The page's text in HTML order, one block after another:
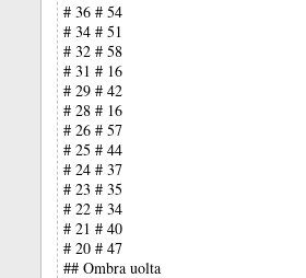
# 36 # 54
# 34 # 51
# 32 # 58
# 31 # 16
# 29 # 42
# 28 # 16
# 26 # 57
# 25 # 44
# 24 # 37
# 23 # 35
# 22 # 34
# 21 # 40
# 20 # 47
## Ombra uolta